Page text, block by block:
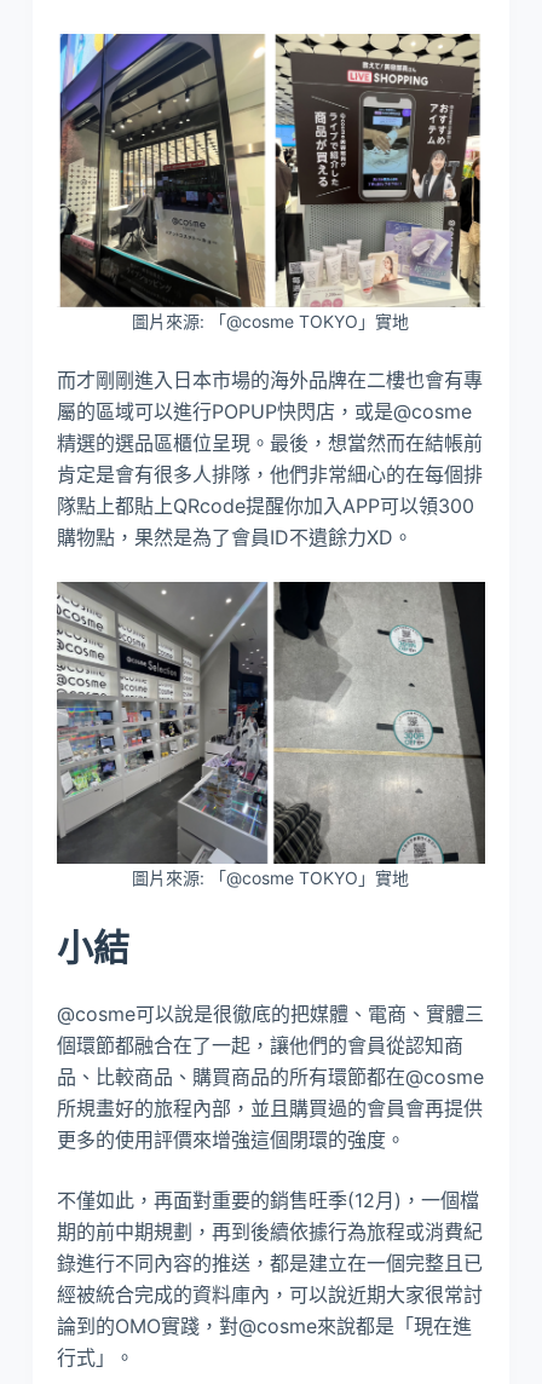
圖片來源: 「@cosme TOKYO」實地
而才剛剛進入日本市場的海外品牌在二樓也會有專
屬的區域可以進行POPUP快閃店，或是@cosme
精選的選品區櫃位呈現。最後，想當然而在結帳前
肯定是會有很多人排隊，他們非常細心的在每個排
隊點上都貼上QRcode提醒你加入APP可以領300
購物點，果然是為了會員ID不遺餘力XD。
圖片來源: 「@cosme TOKYO」實地
小結
@cosme可以說是很徹底的把媒體、電商、實體三
個環節都融合在了一起，讓他們的會員從認知商
品、比較商品、購買商品的所有環節都在@cosme
所規畫好的旅程內部，並且購買過的會員會再提供
更多的使用評價來增強這個閉環的強度。
不僅如此，再面對重要的銷售旺季(12月)，一個檔
期的前中期規劃，再到後續依據行為旅程或消費紀
錄進行不同內容的推送，都是建立在一個完整且已
經被統合完成的資料庫內，可以說近期大家很常討
論到的OMO實踐，對@cosme來說都是「現在進
行式」。